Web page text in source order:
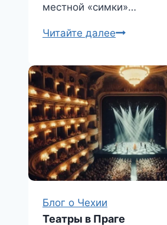
местной «симки»…
Читайте далееМобильные
в
Чехии
Блог о Чехии
Театры в Праге